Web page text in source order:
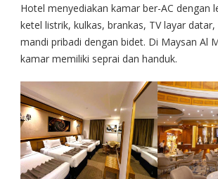
Hotel menyediakan kamar ber-AC dengan
ketel listrik, kulkas, brankas, TV layar
mandi pribadi dengan bidet. Di Maysan Al
kamar memiliki seprai dan handuk.